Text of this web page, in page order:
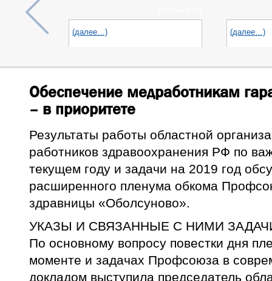
(далее…) (далее…)
Обеспечение медработникам
– в приоритете
Результаты работы областной
работников здравоохранения РФ по
текущем году и задачи на 2019 год
расширенного пленума обкома
здравницы «Оболсуново».
УКАЗЫ И СВЯЗАННЫЕ С НИМИ
По основному вопросу повестки дня
моменте и задачах Профсоюза в
докладом выступила председатель